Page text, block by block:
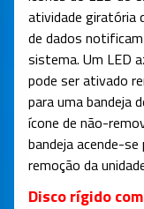
atividade giratória
de dados
sistema. Um LED
pode ser ativado
para uma bandeja
ícone de não-
bandeja acende-
remoção da
Disco rígido